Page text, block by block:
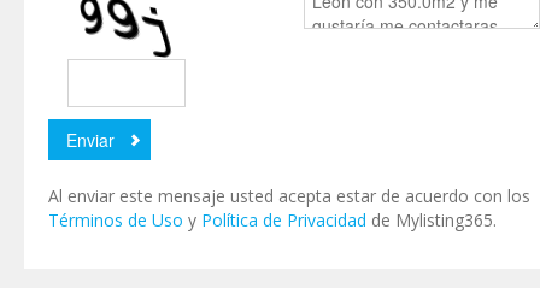
Al enviar este mensaje usted acepta estar de acuerdo con los
Términos de Uso y Política de Privacidad de Mylisting365.